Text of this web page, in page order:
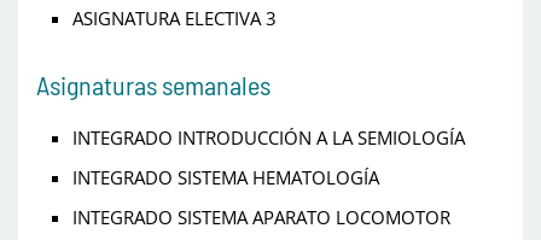
ASIGNATURA ELECTIVA 3
Asignaturas semanales
INTEGRADO INTRODUCCIÓN A LA SEMIOLOGÍA
INTEGRADO SISTEMA HEMATOLOGÍA
INTEGRADO SISTEMA APARATO LOCOMOTOR